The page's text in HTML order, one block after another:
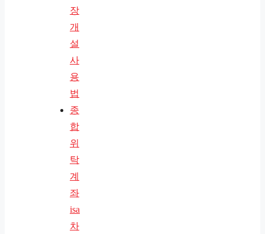
장
개
설
사
용
법
종
합
위
탁
계
좌
isa
차